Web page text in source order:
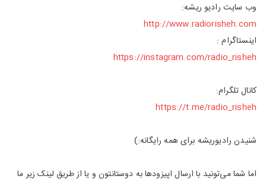
وب سایت رادیو ریشه:
http://www.radiorisheh.com
اینستاگرام :
https://instagram.com/radio_risheh
کانال تلگرام:
https://t.me/radio_risheh
شنیدن رادیوریشه برای همه رایگانه:)
اما شما می‌تونید با ارسال اپیزودها به دوستانتون و یا از طریق لینک زیر ما